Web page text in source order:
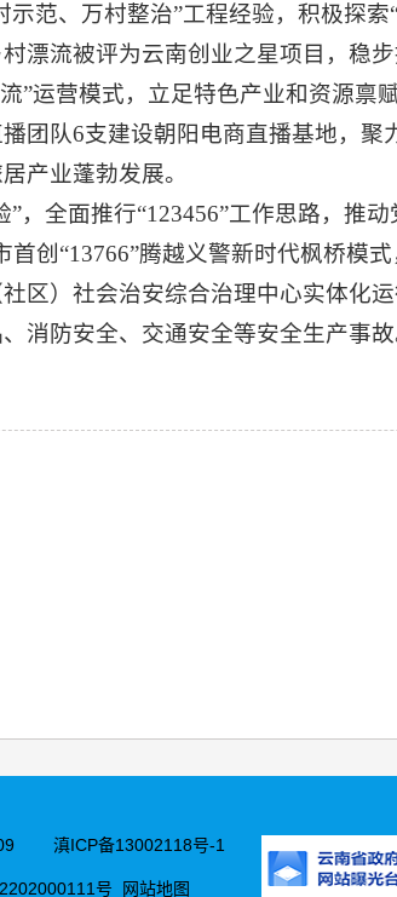
范、万村整治”工程经验，积极探索
漂流被评为云南创业之星项目，稳
”运营模式，立足特色产业和资源禀
团队6支建设朝阳电商直播基地，
产业蓬勃发展。
”，全面推行“123456”工作思路，推
创“13766”腾越义警新时代枫桥模
区）社会治安综合治理中心实体化
消防安全、交通安全等安全生产事故